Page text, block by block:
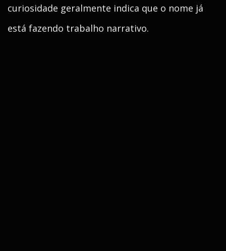
curiosidade geralmente indica que o nome já
está fazendo trabalho narrativo.